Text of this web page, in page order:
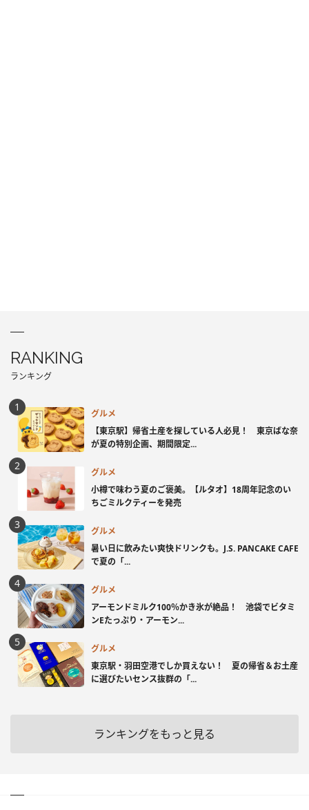
RANKING
ランキング
グルメ
【東京駅】帰省土産を探している人必見！ 東京ばな奈
が夏の特別企画、期間限定...
グルメ
小樽で味わう夏のご褒美。【ルタオ】18周年記念のい
ちごミルクティーを発売
グルメ
暑い日に飲みたい爽快ドリンクも。J.S. PANCAKE CAFE
で夏の「...
グルメ
アーモンドミルク100％かき氷が絶品！ 池袋でビタミ
ンEたっぷり・アーモン...
グルメ
東京駅・羽田空港でしか買えない！ 夏の帰省＆お土産
に選びたいセンス抜群の「...
ランキングをもっと見る